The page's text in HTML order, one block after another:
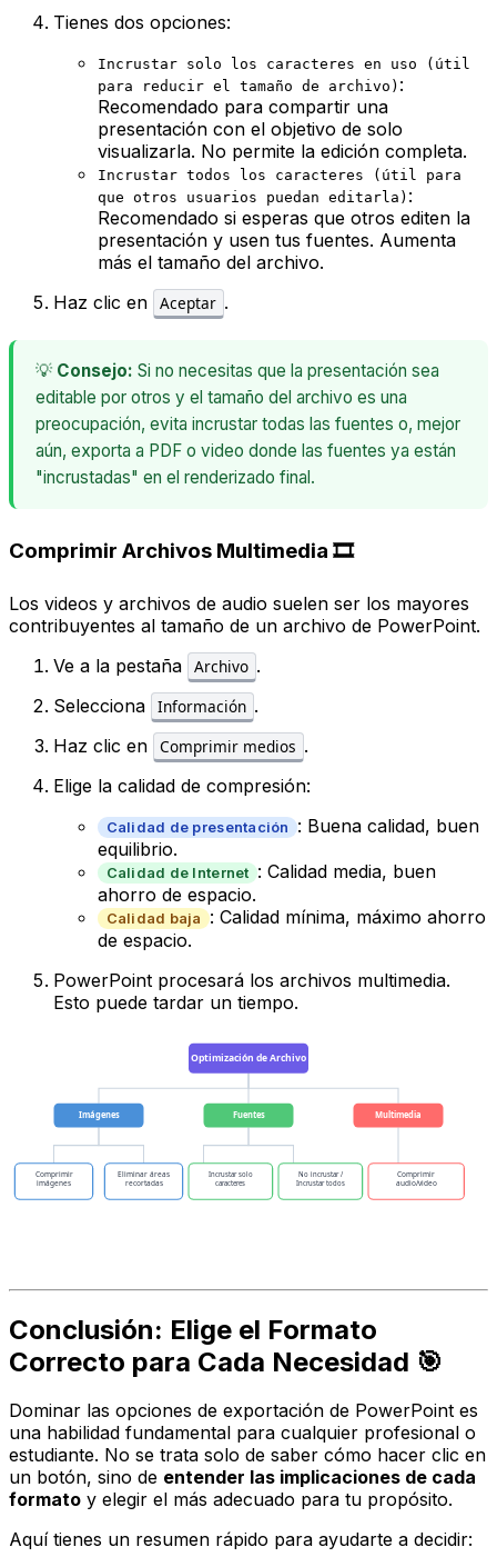
Tienes dos opciones:
Incrustar solo los caracteres en uso (útil
para reducir el tamaño de archivo) :
Recomendado para compartir una
presentación con el objetivo de solo
visualizarla. No permite la edición completa.
Incrustar todos los caracteres (útil para
que otros usuarios puedan editarla) :
Recomendado si esperas que otros editen la
presentación y usen tus fuentes. Aumenta
más el tamaño del archivo.
Haz clic en
Aceptar .
💡 Consejo: Si no necesitas que la presentación sea
editable por otros y el tamaño del archivo es una
preocupación, evita incrustar todas las fuentes o, mejor
aún, exporta a PDF o video donde las fuentes ya están
"incrustadas" en el renderizado final.
Comprimir Archivos Multimedia 🎞️
Los videos y archivos de audio suelen ser los mayores
contribuyentes al tamaño de un archivo de PowerPoint.
Ve a la pestaña
Archivo .
Selecciona
Información .
Haz clic en
Comprimir medios .
Elige la calidad de compresión:
Calidad de presentación
: Buena calidad, buen
equilibrio.
Calidad de Internet : Calidad media, buen
ahorro de espacio.
Calidad baja
: Calidad mínima, máximo ahorro
de espacio.
PowerPoint procesará los archivos multimedia.
Esto puede tardar un tiempo.
Optimización de Archivo
Imágenes Fuentes Multimedia
Comprimir
imágenes
Eliminar áreas
recortadas
Incrustar solo
caracteres
No incrustar /
Incrustar todos
Comprimir
audio/video
Conclusión: Elige el Formato
Correcto para Cada Necesidad 🎯
Dominar las opciones de exportación de PowerPoint es
una habilidad fundamental para cualquier profesional o
estudiante. No se trata solo de saber cómo hacer clic en
un botón, sino de entender las implicaciones de cada
formato y elegir el más adecuado para tu propósito.
Aquí tienes un resumen rápido para ayudarte a decidir: